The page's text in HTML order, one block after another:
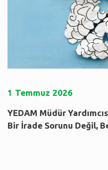
1 Temmuz 2026
YEDAM Müdür
Bir İrade Sorunu Değil,